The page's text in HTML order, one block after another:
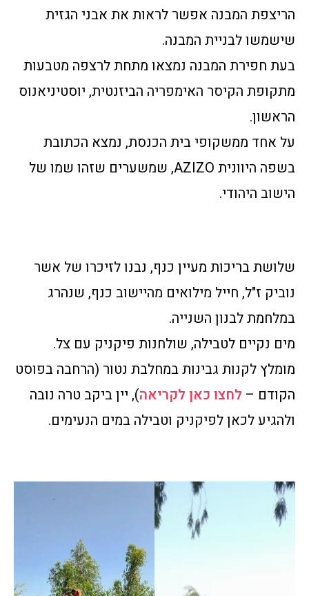
הריצפת המבנה אפשר לראות את אבני הגזית
שישמשו לבניית המבנה.
בעת חפירת המבנה נמצאו מתחת לרצפה מטבעות
מתקופת הקיסר האימפריה הביזנטית, יוסטיניאנוס
הראשון.
על אחד ממשקופי בית הכנסת, נמצא הכתובת
בשפה היוונית AZIZO, שמשערים שזהו שמו של
הישוב היהודי.
שלושת בריכות מעיין כנף, נבנו לזיכרו של אשר
נוביק ז"ל, חייל מילואים מהיישוב כנף, שנהרג
במלחמת לבנון השנייה.
מים נקיים לטבילה, שולחנות פיקניק עם צל.
מומלץ לקנות גבינות במחלבת נטור (הרחבה בפוסט
הקודם – לחצו כאן לקריאה), יין ביקב טרה נובה
ולהגיע לכאן לפיקניק וטבילה במים הנעימים.